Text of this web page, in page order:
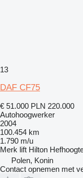
13
DAF CF75
€ 51.000 PLN 220.000
Autohoogwerker
2004
100.454 km
1.790 m/u
Merk lift Hilton
Polen, Konin
Contact opnemen met